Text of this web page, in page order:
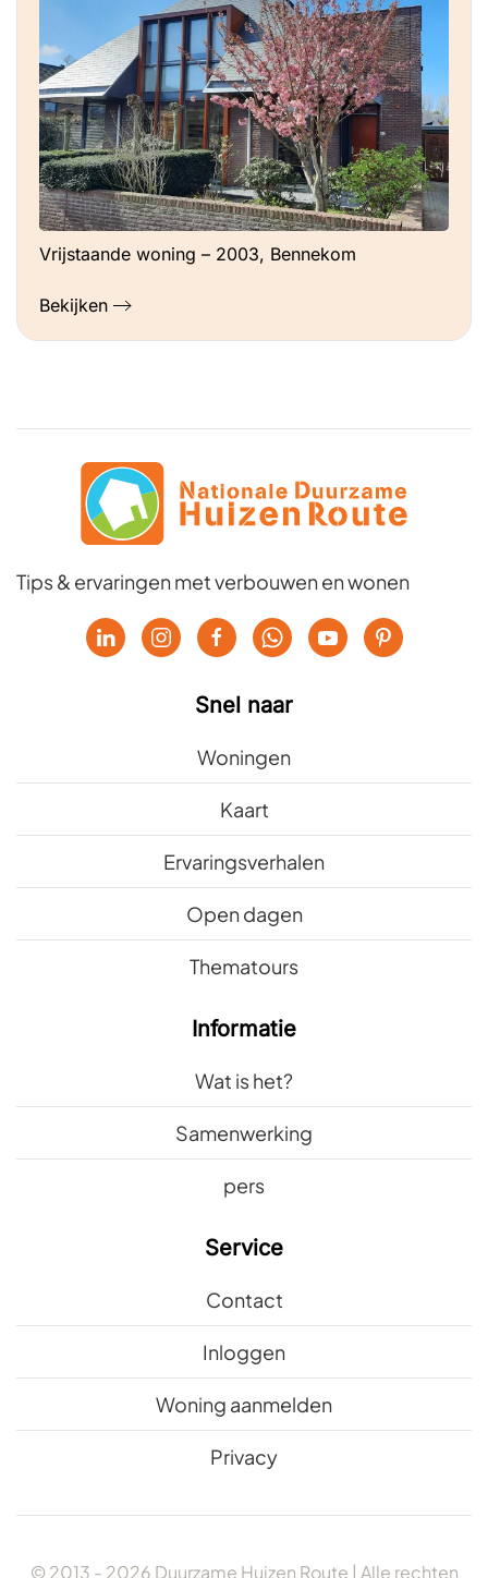
Vrijstaande woning – 2003, Bennekom
Bekijken
Tips & ervaringen met verbouwen en wonen
Snel naar
Woningen
Kaart
Ervaringsverhalen
Open dagen
Thematours
Informatie
Wat is het?
Samenwerking
pers
Service
Contact
Inloggen
Woning aanmelden
Privacy
© 2013 - 2026 Duurzame Huizen Route | Alle rechten